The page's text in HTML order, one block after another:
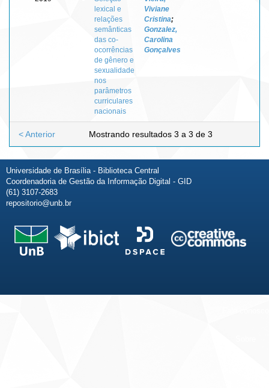
lexical e
relações
semânticas
das co-
ocorrências
de gênero e
sexualidade
nos
parâmetros
curriculares
nacionais
Viviane
Cristina;
Gonzalez,
Carolina
Gonçalves
Mostrando resultados 3 a 3 de 3
< Anterior
Universidade de Brasília - Biblioteca Central
Coordenadoria de Gestão da Informação Digital - GID
(61) 3107-2683
repositorio@unb.br